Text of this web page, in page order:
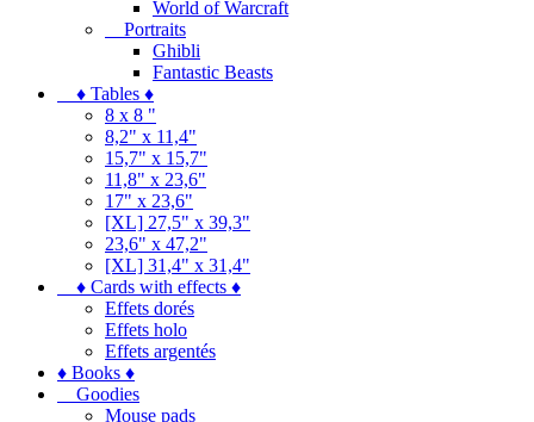
World of Warcraft
Portraits
Ghibli
Fantastic Beasts
♦ Tables ♦
8 x 8 "
8,2" x 11,4"
15,7" x 15,7"
11,8" x 23,6"
17" x 23,6"
[XL] 27,5" x 39,3"
23,6" x 47,2"
[XL] 31,4" x 31,4"
♦ Cards with effects ♦
Effets dorés
Effets holo
Effets argentés
♦ Books ♦
Goodies
Mouse pads